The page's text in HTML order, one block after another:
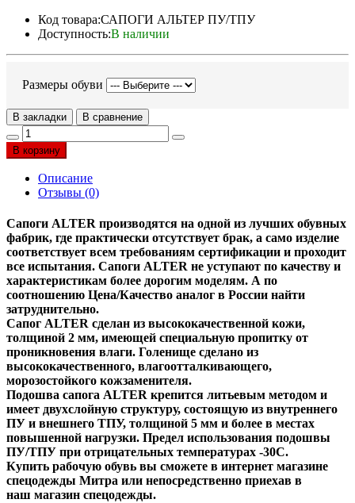
Код товара:САПОГИ АЛЬТЕР ПУ/ТПУ
Доступность:В наличии
Размеры обуви
В закладки В сравнение
В корзину
Описание
Отзывы (0)
Cапоги ALTER производятся на одной из лучших обувных
фабрик, где практически отсутствует брак, а само изделие
соответствует всем требованиям сертификации и проходит
все испытания. Сапоги ALTER не уступают по качеству и
характеристикам более дорогим моделям. А по
соотношению Цена/Качество аналог в России найти
затруднительно.
Сапог ALTER сделан из высококачественной кожи,
толщиной 2 мм, имеющей специальную пропитку от
проникновения влаги. Голенище сделано из
высококачественного, влагоотталкивающего,
морозостойкого кожзаменителя.
Подошва сапога ALTER крепится литьевым методом и
имеет двухслойную структуру, состоящую из внутреннего
ПУ и внешнего ТПУ, толщиной 5 мм и более в местах
повышенной нагрузки. Предел использования подошвы
ПУ/ТПУ при отрицательных температурах -30С.
Купить рабочую обувь вы сможете в интернет магазине
спецодежды Митра или непосредственно приехав в
наш магазин спецодежды.